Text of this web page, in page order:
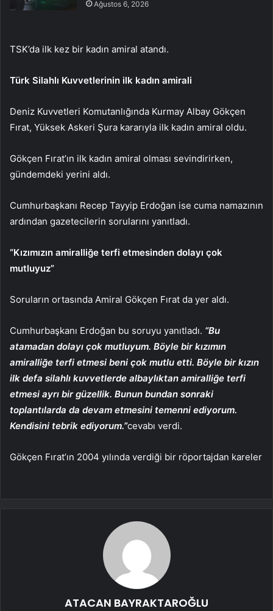
Ağustos 6, 2026
TSK’da ilk kez bir kadın amiral atandı.
Türk Silahlı Kuvvetlerinin ilk kadın amirali
Deniz Kuvvetleri Komutanlığında Kurmay Albay Gökçen
Fırat, Yüksek Askeri Şura kararıyla ilk kadın amiral oldu.
Gökçen Fırat’ın ilk kadın amiral olması sevindirirken,
gündemdeki yerini aldı.
Cumhurbaşkanı Recep Tayyip Erdoğan ise cuma namazının
ardından gazetecilerin sorularını yanıtladı.
“Kızımızın amiralliğe terfi etmesinden dolayı çok
mutluyuz”
Soruların ortasında Amiral Gökçen Fırat da yer aldı.
Cumhurbaşkanı Erdoğan bu soruyu yanıtladı. “Bu
atamadan dolayı çok mutluyum. Böyle bir kızımın
amiralliğe terfi etmesi beni çok mutlu etti. Böyle bir kızın
ilk defa silahlı kuvvetlerde albaylıktan amiralliğe terfi
etmesi ayrı bir güzellik. Bunun bundan sonraki
toplantılarda da devam etmesini temenni ediyorum.
Kendisini tebrik ediyorum.”cevabı verdi.
Gökçen Fırat’ın 2004 yılında verdiği bir röportajdan kareler
ATACAN BAYRAKTAROĞLU